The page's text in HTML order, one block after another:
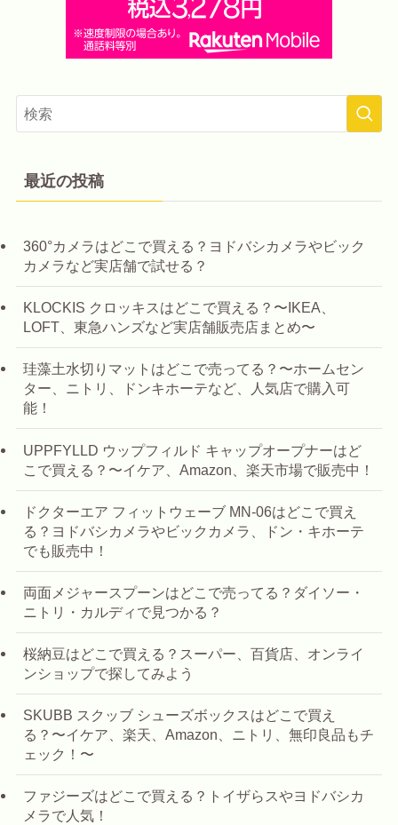
最近の投稿
360°カメラはどこで買える？ヨドバシカメラやビック
カメラなど実店舗で試せる？
KLOCKIS クロッキスはどこで買える？〜IKEA、
LOFT、東急ハンズなど実店舗販売店まとめ〜
珪藻土水切りマットはどこで売ってる？〜ホームセン
ター、ニトリ、ドンキホーテなど、人気店で購入可
能！
UPPFYLLD ウップフィルド キャップオープナーはど
こで買える？〜イケア、Amazon、楽天市場で販売中！
ドクターエア フィットウェーブ MN-06はどこで買え
る？ヨドバシカメラやビックカメラ、ドン・キホーテ
でも販売中！
両面メジャースプーンはどこで売ってる？ダイソー・
ニトリ・カルディで見つかる？
桜納豆はどこで買える？スーパー、百貨店、オンライ
ンショップで探してみよう
SKUBB スクッブ シューズボックスはどこで買え
る？〜イケア、楽天、Amazon、ニトリ、無印良品もチ
ェック！〜
ファジーズはどこで買える？トイザらスやヨドバシカ
メラで人気！